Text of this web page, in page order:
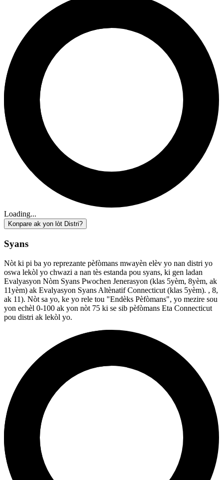
Loading...
Konpare ak yon lòt Distri?
Syans
Nòt ki pi ba yo reprezante pèfòmans mwayèn elèv yo nan distri yo
oswa lekòl yo chwazi a nan tès estanda pou syans, ki gen ladan
Evalyasyon Nòm Syans Pwochen Jenerasyon (klas 5yèm, 8yèm, ak
11yèm) ak Evalyasyon Syans Altènatif Connecticut (klas 5yèm). , 8,
ak 11). Nòt sa yo, ke yo rele tou "Endèks Pèfòmans", yo mezire sou
yon echèl 0-100 ak yon nòt 75 ki se sib pèfòmans Eta Connecticut
pou distri ak lekòl yo.